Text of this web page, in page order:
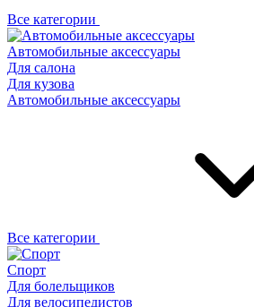
Все категории
Автомобильные аксессуары
Для салона
Для кузова
Автомобильные аксессуары
Все категории
Спорт
Для болельщиков
Для велосипедистов